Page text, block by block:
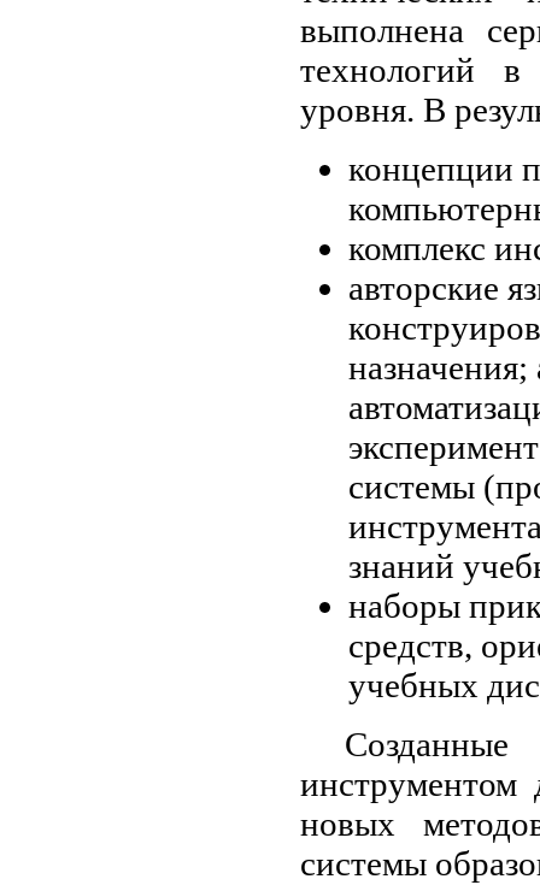
выполнена
технологий в
уровня. В
концепции
комплекс
авторские
системы
знаний
наборы
средств,
учебных
инструментом
новых
системы